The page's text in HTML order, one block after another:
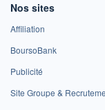
Nos sites
Affiliation
BoursoBank
Publicité
Site Groupe &